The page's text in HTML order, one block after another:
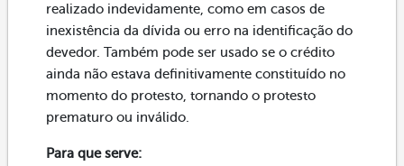
realizado indevidamente, como em casos de
inexistência da dívida ou erro na identificação do
devedor. Também pode ser usado se o crédito
ainda não estava definitivamente constituído no
momento do protesto, tornando o protesto
prematuro ou inválido.
Para que serve: